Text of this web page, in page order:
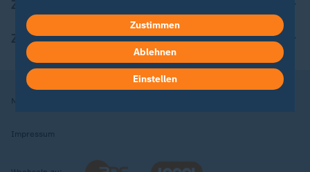
ZDFheute Apps
Nutzungsbedingungen
Impressum
in deinen Einstellungen widerrufen oder ändern.
Hier findest du das Impressum.
Weitere Informationen findest du in unserer
Datenschutzerklärung.
Zustimmen
Ablehnen
Einstellen